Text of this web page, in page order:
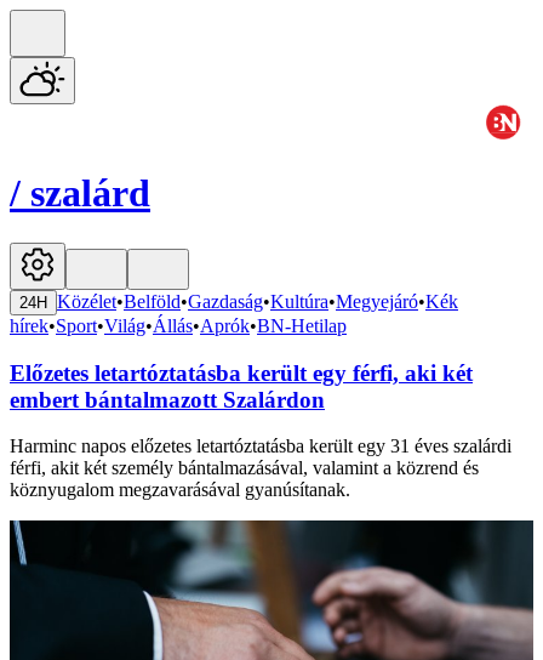
/ szalárd
24H Közélet•Belföld•Gazdaság•Kultúra•Megyejáró•Kék
hírek•Sport•Világ•Állás•Aprók•BN-Hetilap
Előzetes letartóztatásba került egy férfi, aki két
embert bántalmazott Szalárdon
Harminc napos előzetes letartóztatásba került egy 31 éves szalárdi
férfi, akit két személy bántalmazásával, valamint a közrend és
köznyugalom megzavarásával gyanúsítanak.